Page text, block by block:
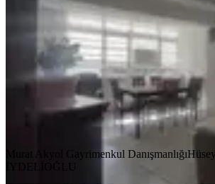
Balçova, Fevzi Çakmak
3+1·120 m²·2. Kat
5.350.000 ₺
Murat Akyol Gayrimenkul Danışmanlığı
Murat Akyol Gayrimenkul Danışmanlığı
İYDELİOĞLU